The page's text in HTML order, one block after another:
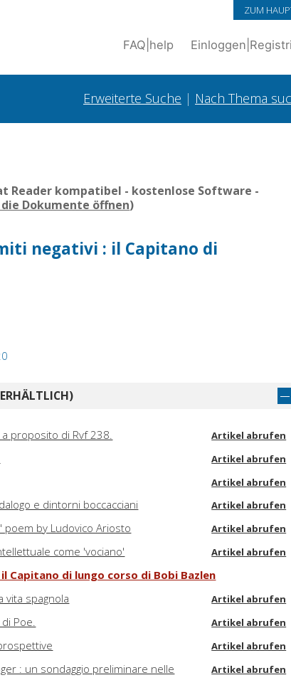
ZUM
FAQ help Einloggen
Erweiterte Suche | Nach Thema
Reader kompatibel - kostenlose Software -
Dokumente öffnen)
negativi : il Capitano di
proposito di Rvf 238. Artikel abrufen
Artikel abrufen
Artikel abrufen
e dintorni boccacciani Artikel abrufen
poem by Ludovico Ariosto Artikel abrufen
come 'vociano' Artikel abrufen
di lungo corso di Bobi Bazlen
vita spagnola
Artikel abrufen
Poe. Artikel abrufen
Artikel abrufen
: un sondaggio preliminare nelle
Artikel abrufen